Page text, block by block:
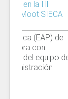
Si vas a
Profesional
que
solicitado
una organi...
Leer